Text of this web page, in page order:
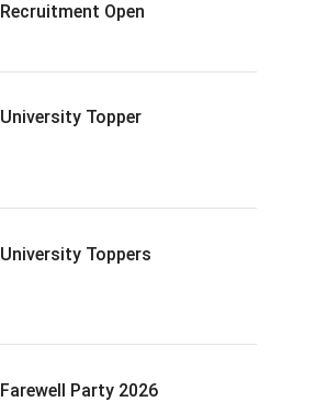
Recruitment Open
University Topper
University Toppers
Farewell Party 2026